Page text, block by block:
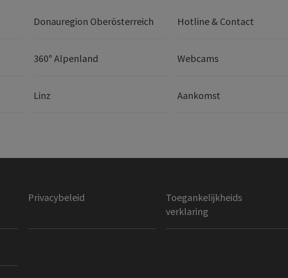
Donauregion Oberösterreich
360° Alpenland
Linz
Hotline & Contact
Webcams
Aankomst
Privacybeleid
Toegankelijkheids
verklaring